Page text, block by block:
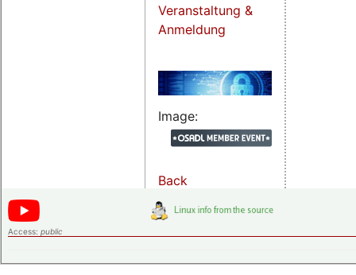
Veranstaltung &
Anmeldung
Image:
Back
Access: public